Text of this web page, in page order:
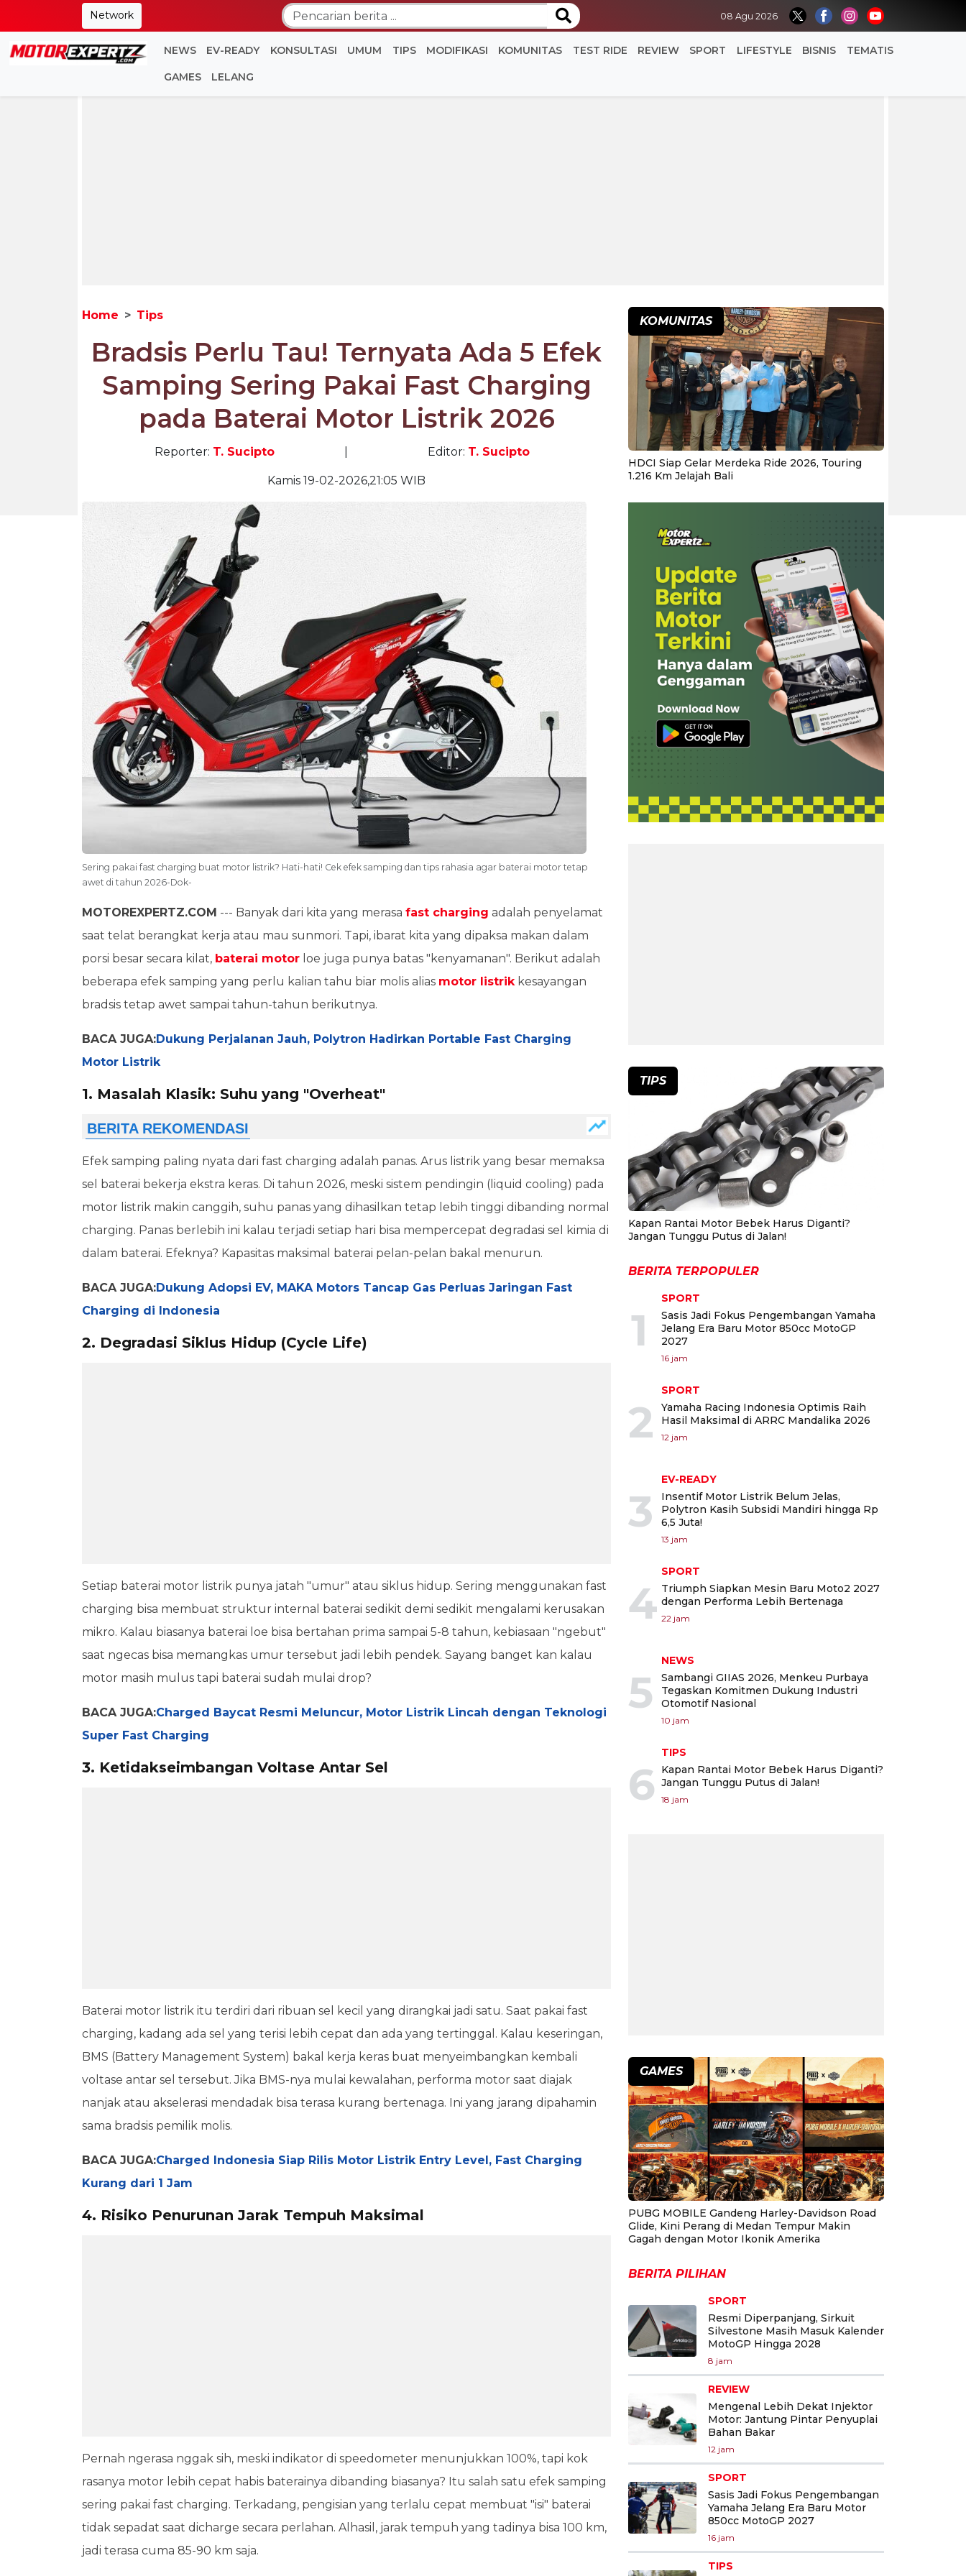
Network 08 Agu 2026
NEWS EV-READY KONSULTASI UMUM TIPS MODIFIKASI KOMUNITAS TEST RIDE REVIEW SPORT LIFESTYLE BISNIS TEMATIS
GAMES LELANG
Home Tips
Bradsis Perlu Tau! Ternyata Ada 5 Efek
Samping Sering Pakai Fast Charging
pada Baterai Motor Listrik 2026
Reporter: T. Sucipto Editor: T. Sucipto
Kamis 19-02-2026,21:05 WIB
Sering pakai fast charging buat motor listrik? Hati-hati! Cek efek samping dan tips rahasia agar baterai motor tetap
awet di tahun 2026-Dok-
MOTOREXPERTZ.COM --- Banyak dari kita yang merasa fast charging adalah penyelamat
saat telat berangkat kerja atau mau sunmori. Tapi, ibarat kita yang dipaksa makan dalam
porsi besar secara kilat, baterai motor loe juga punya batas "kenyamanan". Berikut adalah
beberapa efek samping yang perlu kalian tahu biar molis alias motor listrikkesayangan
bradsis tetap awet sampai tahun-tahun berikutnya.
BACA JUGA:Dukung Perjalanan Jauh, Polytron Hadirkan Portable Fast Charging
Motor Listrik
1. Masalah Klasik: Suhu yang "Overheat"
Efek samping paling nyata dari fast charging adalah panas. Arus listrik yang besar memaksa
sel baterai bekerja ekstra keras. Di tahun 2026, meski sistem pendingin (liquid cooling) pada
motor listrik makin canggih, suhu panas yang dihasilkan tetap lebih tinggi dibanding normal
charging. Panas berlebih ini kalau terjadi setiap hari bisa mempercepat degradasi sel kimia di
dalam baterai. Efeknya? Kapasitas maksimal baterai pelan-pelan bakal menurun.
BACA JUGA:Dukung Adopsi EV, MAKA Motors Tancap Gas Perluas Jaringan Fast
Charging di Indonesia
2. Degradasi Siklus Hidup (Cycle Life)
Setiap baterai motor listrik punya jatah "umur" atau siklus hidup. Sering menggunakan fast
charging bisa membuat struktur internal baterai sedikit demi sedikit mengalami kerusakan
mikro. Kalau biasanya baterai loe bisa bertahan prima sampai 5-8 tahun, kebiasaan "ngebut"
saat ngecas bisa memangkas umur tersebut jadi lebih pendek. Sayang banget kan kalau
motor masih mulus tapi baterai sudah mulai drop?
BACA JUGA:Charged Baycat Resmi Meluncur, Motor Listrik Lincah dengan Teknologi
Super Fast Charging
3. Ketidakseimbangan Voltase Antar Sel
Baterai motor listrik itu terdiri dari ribuan sel kecil yang dirangkai jadi satu. Saat pakai fast
charging, kadang ada sel yang terisi lebih cepat dan ada yang tertinggal. Kalau keseringan,
BMS (Battery Management System) bakal kerja keras buat menyeimbangkan kembali
voltase antar sel tersebut. Jika BMS-nya mulai kewalahan, performa motor saat diajak
nanjak atau akselerasi mendadak bisa terasa kurang bertenaga. Ini yang jarang dipahamin
sama bradsis pemilik molis.
BACA JUGA:Charged Indonesia Siap Rilis Motor Listrik Entry Level, Fast Charging
Kurang dari 1 Jam
4. Risiko Penurunan Jarak Tempuh Maksimal
Pernah ngerasa nggak sih, meski indikator di speedometer menunjukkan 100%, tapi kok
rasanya motor lebih cepat habis baterainya dibanding biasanya? Itu salah satu efek samping
sering pakai fast charging. Terkadang, pengisian yang terlalu cepat membuat "isi" baterai
tidak sepadat saat dicharge secara perlahan. Alhasil, jarak tempuh yang tadinya bisa 100 km,
jadi terasa cuma 85-90 km saja.
KOMUNITAS
HDCI Siap Gelar Merdeka Ride 2026, Touring
1.216 Km Jelajah Bali
TIPS
Kapan Rantai Motor Bebek Harus Diganti?
Jangan Tunggu Putus di Jalan!
BERITA TERPOPULER
1
SPORT
Sasis Jadi Fokus Pengembangan Yamaha
Jelang Era Baru Motor 850cc MotoGP
2027
16 jam
2
SPORT
Yamaha Racing Indonesia Optimis Raih
Hasil Maksimal di ARRC Mandalika 2026
12 jam
3
EV-READY
Insentif Motor Listrik Belum Jelas,
Polytron Kasih Subsidi Mandiri hingga Rp
6,5 Juta!
13 jam
4
SPORT
Triumph Siapkan Mesin Baru Moto2 2027
dengan Performa Lebih Bertenaga
22 jam
5
NEWS
Sambangi GIIAS 2026, Menkeu Purbaya
Tegaskan Komitmen Dukung Industri
Otomotif Nasional
10 jam
6
TIPS
Kapan Rantai Motor Bebek Harus Diganti?
Jangan Tunggu Putus di Jalan!
18 jam
GAMES
PUBG MOBILE Gandeng Harley-Davidson Road
Glide, Kini Perang di Medan Tempur Makin
Gagah dengan Motor Ikonik Amerika
BERITA PILIHAN
SPORT
Resmi Diperpanjang, Sirkuit
Silvestone Masih Masuk Kalender
MotoGP Hingga 2028
8 jam
REVIEW
Mengenal Lebih Dekat Injektor
Motor: Jantung Pintar Penyuplai
Bahan Bakar
12 jam
SPORT
Sasis Jadi Fokus Pengembangan
Yamaha Jelang Era Baru Motor
850cc MotoGP 2027
16 jam
TIPS